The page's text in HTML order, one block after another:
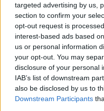
targeted advertising by us,
section to confirm your
opt-out request is
interest-based ads based
us or personal information
your opt-out. You may
disclosure of your personal
IAB’s list of downstream
also be disclosed by us to
Downstream Participants
Az
növeli a
Greendex
Brit
arra